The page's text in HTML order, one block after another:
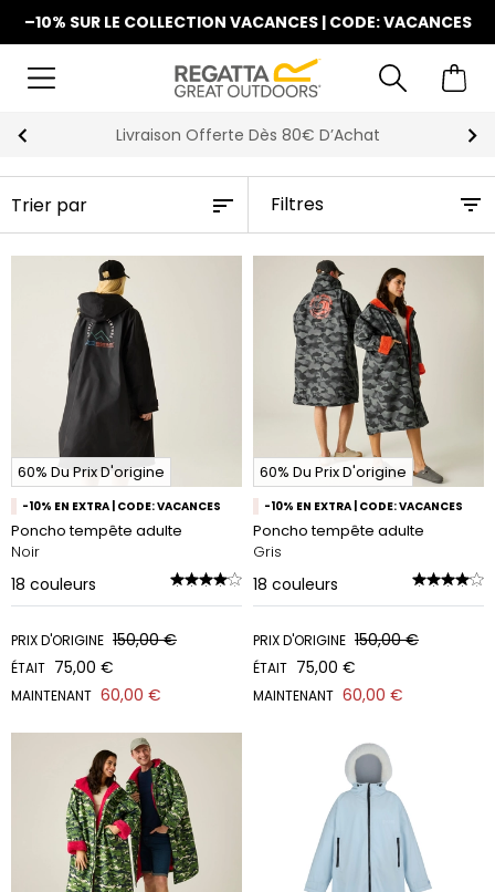
–10% SUR LE COLLECTION VACANCES | CODE: VACANCES
La Nouvelle Collection Est Disponible
Filtres
60% Du Prix D'origine
-10% EN EXTRA | CODE: VACANCES
Poncho tempête adulte
Noir
18 couleurs
PRIX D'ORIGINE 150,00 €
ÉTAIT 75,00 €
MAINTENANT 60,00 €
60% Du Prix D'origine
-10% EN EXTRA | CODE: VACANCES
Poncho tempête adulte
Gris
18 couleurs
PRIX D'ORIGINE 150,00 €
ÉTAIT 75,00 €
MAINTENANT 60,00 €